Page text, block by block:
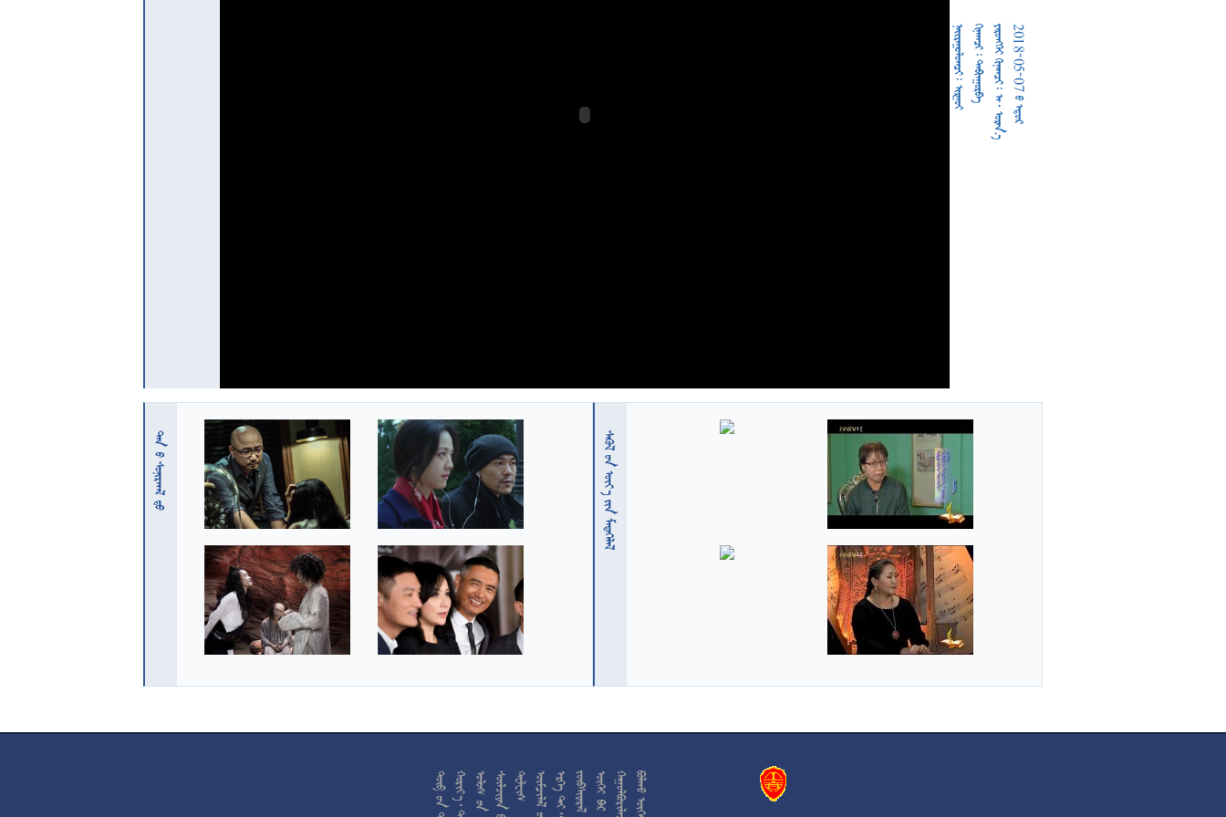
         2018-05-07  
    
